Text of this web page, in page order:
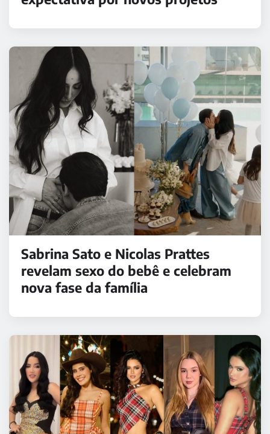
Sabrina Sato e Nicolas Prattes
revelam sexo do bebê e celebram
nova fase da família